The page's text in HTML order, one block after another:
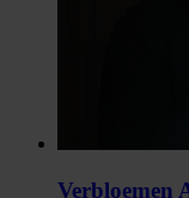
Verbloemen